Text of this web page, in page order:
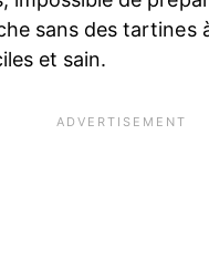
sans des tartines
et sain.